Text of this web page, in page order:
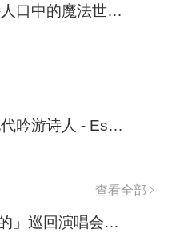
西幻/中古/吟游诗人口中的魔法世界幻想之旅
弗拉明戈吉他| 现代吟游诗人 - Estas Tonne
查看全部
周深2025「深深的」巡回演唱会歌单